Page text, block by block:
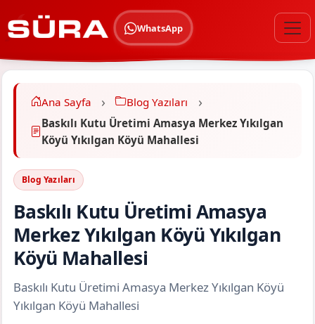
WhatsApp
Ana Sayfa
Blog Yazıları
Baskılı Kutu Üretimi Amasya Merkez Yıkılgan
Köyü Yıkılgan Köyü Mahallesi
Blog Yazıları
Baskılı Kutu Üretimi Amasya
Merkez Yıkılgan Köyü Yıkılgan
Köyü Mahallesi
Baskılı Kutu Üretimi Amasya Merkez Yıkılgan Köyü
Yıkılgan Köyü Mahallesi